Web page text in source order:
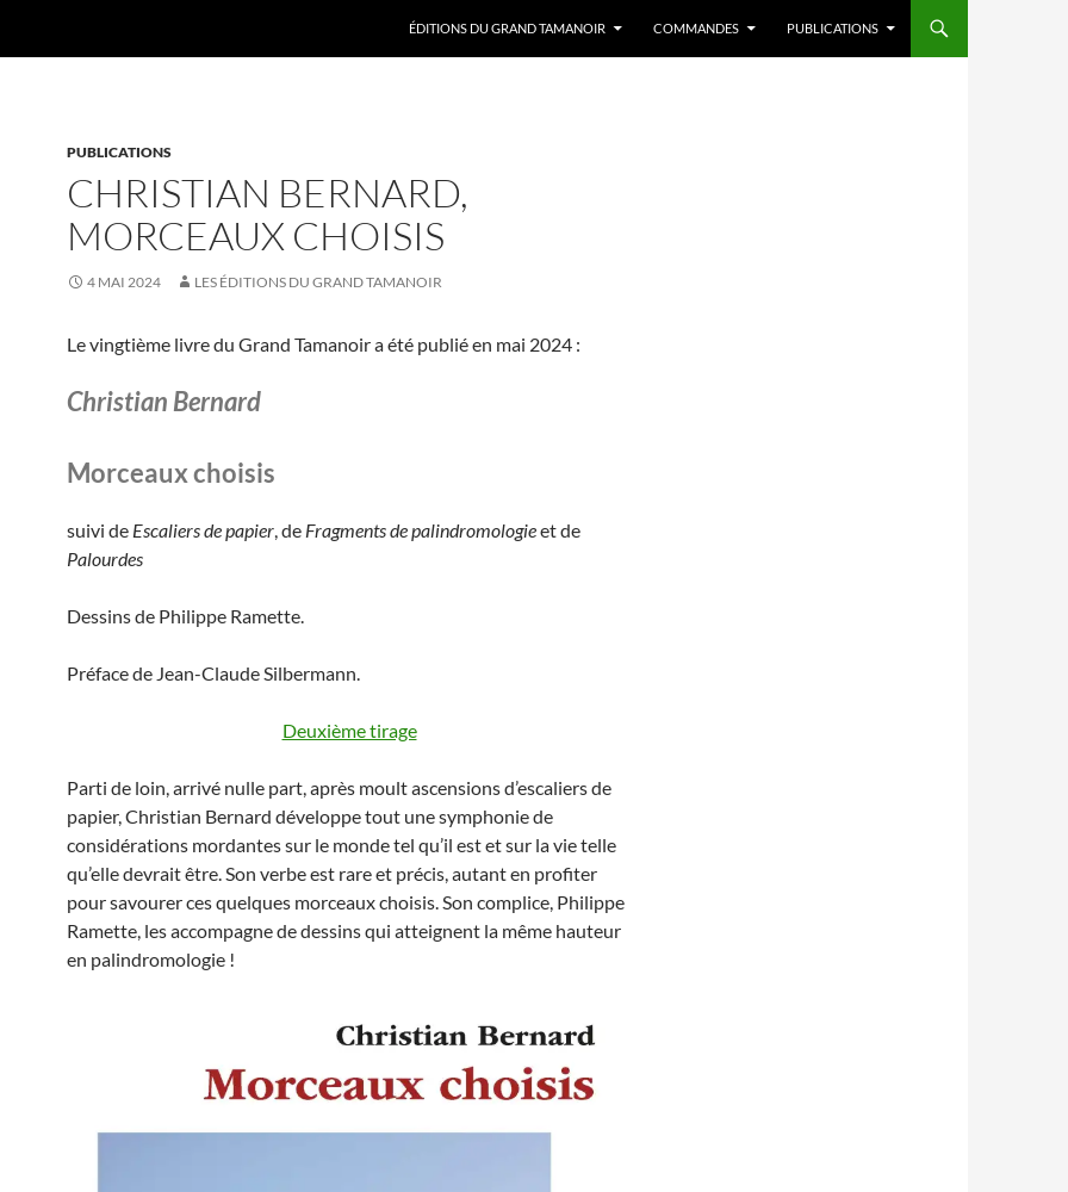
ÉDITIONS DU GRAND TAMANOIR
COMMANDES PUBLICATIONS
PUBLICATIONS
CHRISTIAN BERNARD,
MORCEAUX CHOISIS
4 MAI 2024 LES ÉDITIONS DU GRAND TAMANOIR
Le vingtième livre du Grand Tamanoir a été publié en mai 2024 :
Christian Bernard
Morceaux choisis
suivi de Escaliers de papier, de Fragments de palindromologieet de
Palourdes
Dessins de Philippe Ramette.
Préface de Jean-Claude Silbermann.
Deuxième tirage
Parti de loin, arrivé nulle part, après moult ascensions d’escaliers de
papier, Christian Bernard développe tout une symphonie de
considérations mordantes sur le monde tel qu’il est et sur la vie telle
qu’elle devrait être. Son verbe est rare et précis, autant en profiter
pour savourer ces quelques morceaux choisis. Son complice, Philippe
Ramette, les accompagne de dessins qui atteignent la même hauteur
en palindromologie !